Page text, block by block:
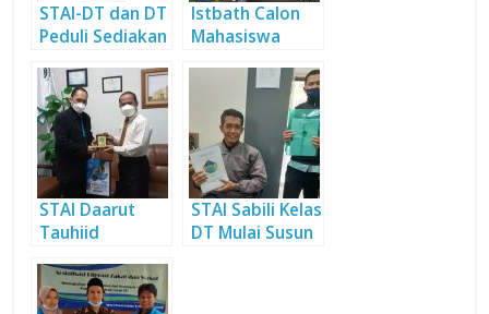
STAI-DT dan DT
Peduli Sediakan
Mahasiswa Baru
Angkatan 2021
Istbath Calon
Mahasiswa
Daarut Tauhiid
STAI Daarut
Tauhiid
Al Hikmah
Surabaya
STAI Sabili Kelas
DT Mulai Susun